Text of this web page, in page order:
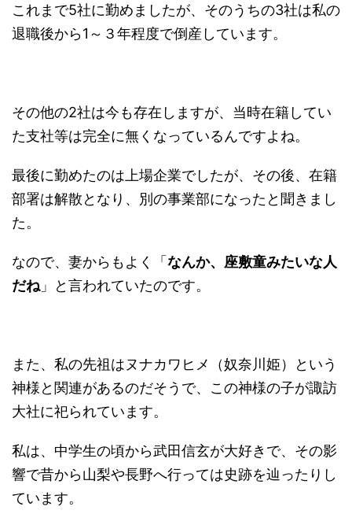
これまで5社に勤めましたが、そのうちの3社は私の
退職後から1～３年程度で倒産しています。
その他の2社は今も存在しますが、当時在籍してい
た支社等は完全に無くなっているんですよね。
最後に勤めたのは上場企業でしたが、その後、在籍
部署は解散となり、別の事業部になったと聞きまし
た。
なので、妻からもよく「 なんか、座敷童みたいな人
だね 」と言われていたのです。
また、私の先祖はヌナカワヒメ（奴奈川姫）という
神様と関連があるのだそうで、この神様の子が諏訪
大社に祀られています。
私は、中学生の頃から武田信玄が大好きで、その影
響で昔から山梨や長野へ行っては史跡を辿ったりし
ています。